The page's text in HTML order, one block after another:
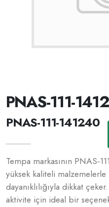
PNAS-111-
PNAS-111-141240
Tempa markasının PNAS-
yüksek kaliteli malzemelerle
dayanıklılığıyla dikkat
aktivite için ideal bir